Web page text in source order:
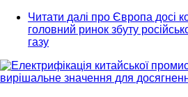
Читати далі про Європа досі
головний ринок збуту
газу